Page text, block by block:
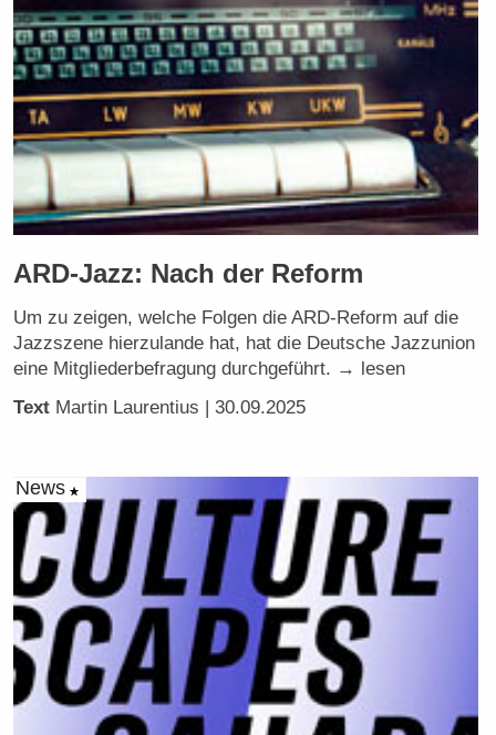
ARD-Jazz: Nach der Reform
Um zu zeigen, welche Folgen die ARD-Reform auf die
Jazzszene hierzulande hat, hat die Deutsche Jazzunion
eine Mitgliederbefragung durchgeführt. → lesen
Text Martin Laurentius | 30.09.2025
News